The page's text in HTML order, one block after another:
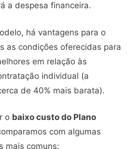
a despesa financeira.
há vantagens para o
as condições oferecidas para
em relação às
individual (a
de 40% mais barata).
o baixo custo do Plano
com algumas
mais comuns: